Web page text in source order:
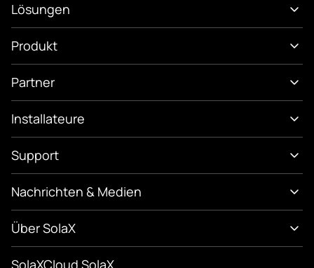
Lösungen
Produkt
Partner
Installateure
Support
Nachrichten & Medien
Über SolaX
SolaXCloud SolaX